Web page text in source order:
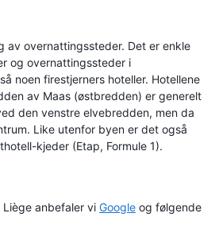
av overnattingssteder. Det er enkle
og overnattingssteder i
noen firestjerners hoteller. Hotellene
av Maas (østbredden) er generelt
den venstre elvebredden, men da
Like utenfor byen er det også
kjeder (Etap, Formule 1).
Liège anbefaler vi Google og følgende